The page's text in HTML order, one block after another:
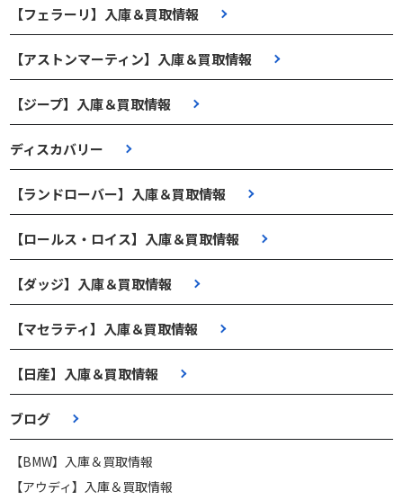
【フェラーリ】入庫＆買取情報
【アストンマーティン】入庫＆買取情報
【ジープ】入庫＆買取情報
ディスカバリー
【ランドローバー】入庫＆買取情報
【ロールス・ロイス】入庫＆買取情報
【ダッジ】入庫＆買取情報
【マセラティ】入庫＆買取情報
【日産】入庫＆買取情報
ブログ
【BMW】入庫＆買取情報
【アウディ】入庫＆買取情報